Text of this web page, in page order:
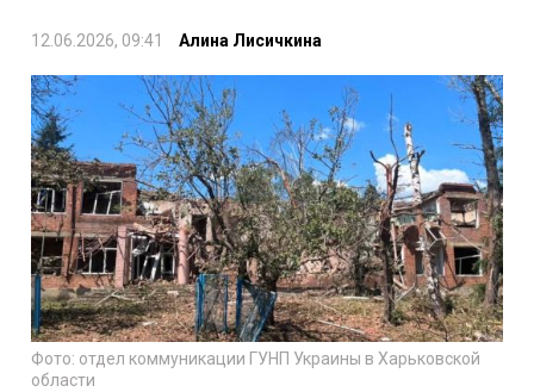
12.06.2026, 09:41 Алина Лисичкина
Фото: отдел коммуникации ГУНП Украины в Харьковской
области